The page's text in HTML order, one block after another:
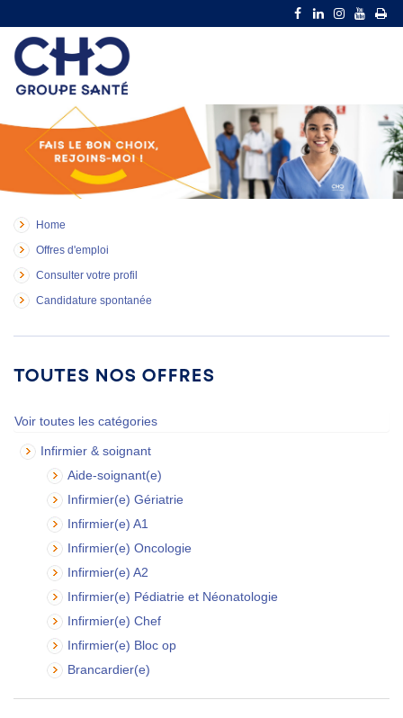
Home
Offres d'emploi
Consulter votre profil
Candidature spontanée
Toutes nos offres
Voir toutes les catégories
Infirmier & soignant
Aide-soignant(e)
Infirmier(e) Gériatrie
Infirmier(e) A1
Infirmier(e) Oncologie
Infirmier(e) A2
Infirmier(e) Pédiatrie et Néonatologie
Infirmier(e) Chef
Infirmier(e) Bloc op
Brancardier(e)